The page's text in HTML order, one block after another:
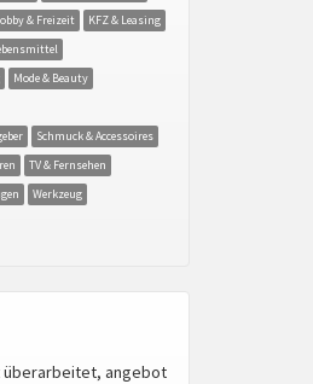
& Freizeit
KFZ & Leasing
Mode & Beauty
Schmuck & Accessoires
TV & Fernsehen
Werkzeug
angebot